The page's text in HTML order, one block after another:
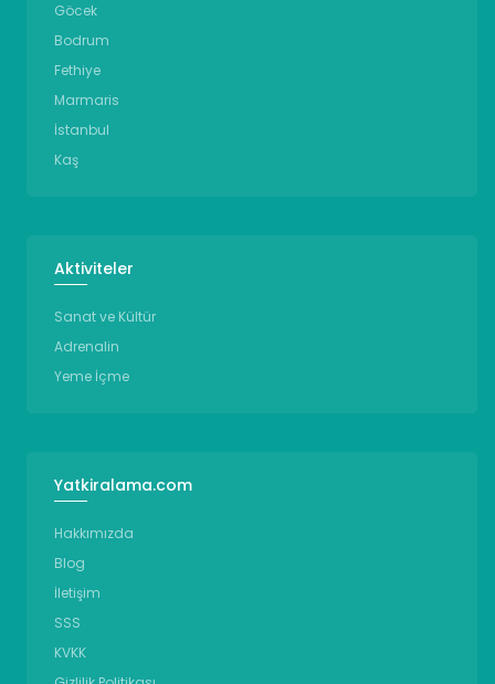
Göcek
Bodrum
Fethiye
Marmaris
İstanbul
Kaş
Aktiviteler
Sanat ve Kültür
Adrenalin
Yeme İçme
Yatkiralama.com
Hakkımızda
Blog
İletişim
SSS
KVKK